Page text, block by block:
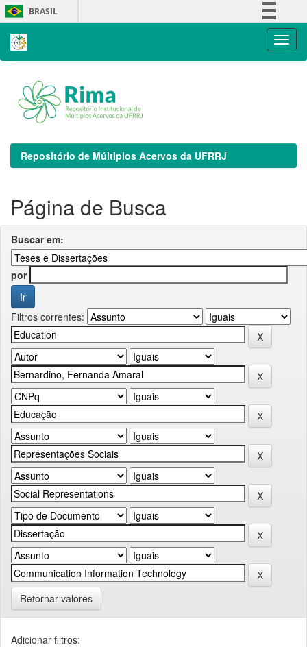
Skip
navigation
BRASIL
Repositório de Múltiplos Acervos da UFRRJ
Página de Busca
Buscar em:
por
Filtros correntes:
Retornar valores
Adicionar filtros: